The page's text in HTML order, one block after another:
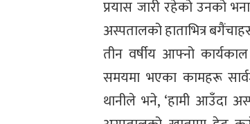
प्रयास जारी रहेको उनको
अस्पतालको हाताभित्र
तीन वर्षीय आफ्नो
समयमा भएका कामहरू
थानीले भने, ‘हामी आउँदा